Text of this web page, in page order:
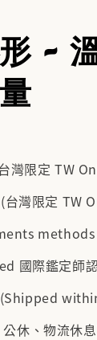
-
灣限定 TW
灣限定 TW
methods
國際鑑定師
休、物流休